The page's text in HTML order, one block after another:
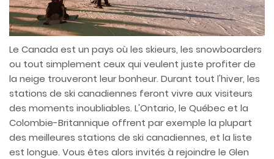
Le Canada est un pays où les skieurs, les snowboarders
ou tout simplement ceux qui veulent juste profiter de
la neige trouveront leur bonheur. Durant tout l'hiver, les
stations de ski canadiennes feront vivre aux visiteurs
des moments inoubliables. L'Ontario, le Québec et la
Colombie-Britannique offrent par exemple la plupart
des meilleures stations de ski canadiennes, et la liste
est longue. Vous êtes alors invités à rejoindre le Glen